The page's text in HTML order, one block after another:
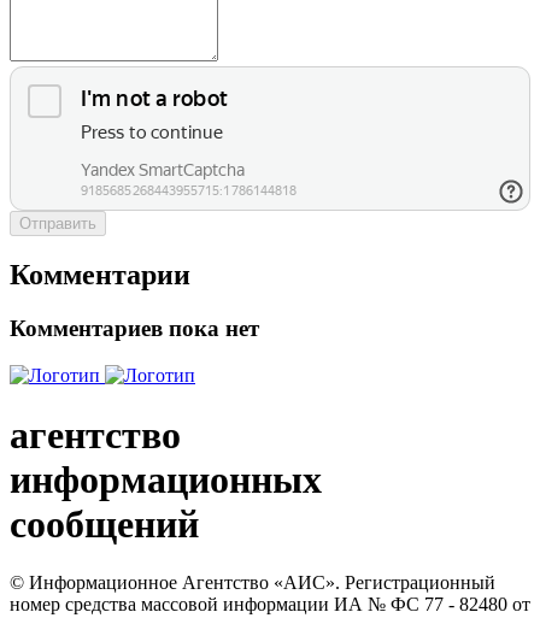
Отправить
Комментарии
Комментариев пока нет
агентство
информационных
сообщений
© Информационное Агентство «АИС». Регистрационный
номер средства массовой информации ИА № ФС 77 - 82480 от